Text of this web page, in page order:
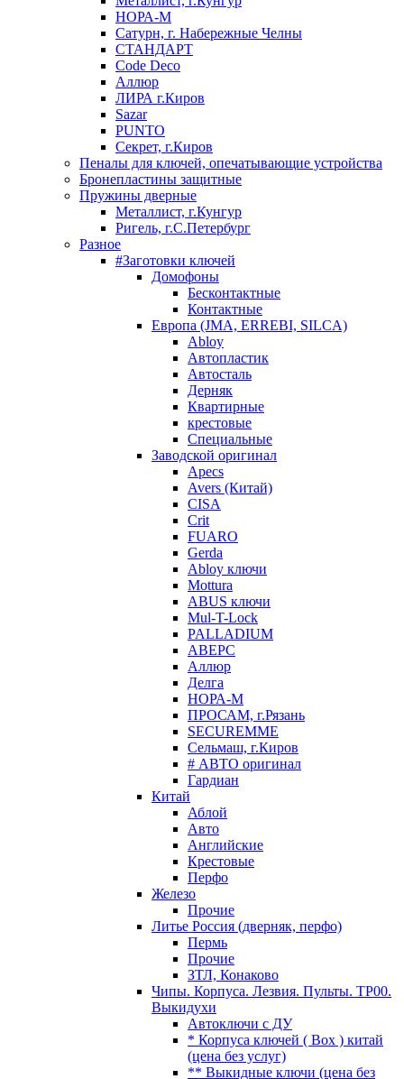
НОРА-М
Сатурн, г. Набережные Челны
СТАНДАРТ
Code Deco
Аллюр
ЛИРА г.Киров
Sazar
PUNTO
Секрет, г.Киров
Пеналы для ключей, опечатывающие устройства
Бронепластины защитные
Пружины дверные
Металлист, г.Кунгур
Ригель, г.С.Петербург
Разное
#Заготовки ключей
Домофоны
Бесконтактные
Контактные
Европа (JMA, ERREBI, SILCA)
Abloy
Автопластик
Автосталь
Дерняк
Квартирные
крестовые
Специальные
Заводской оригинал
Apecs
Avers (Китай)
CISA
Crit
FUARO
Gerda
Abloy ключи
Mottura
ABUS ключи
Mul-T-Lock
PALLADIUM
АВЕРС
Аллюр
Делга
НОРА-М
ПРОСАМ, г.Рязань
SECUREMME
Сельмаш, г.Киров
# АВТО оригинал
Гардиан
Китай
Аблой
Авто
Английские
Крестовые
Перфо
Железо
Прочие
Литье Россия (дверняк, перфо)
Пермь
Прочие
ЗТЛ, Конаково
Чипы. Корпуса. Лезвия. Пульты. TP00.
Выкидухи
Автоключи с ДУ
* Корпуса ключей ( Box ) китай
(цена без услуг)
** Выкидные ключи (цена без